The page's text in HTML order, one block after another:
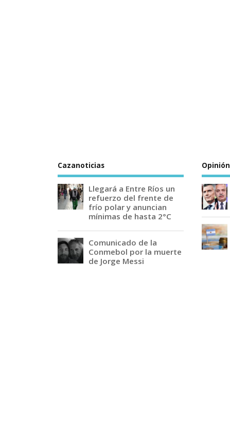
Cazanoticias
Llegará a Entre Ríos un
refuerzo del frente de
frío polar y anuncian
mínimas de hasta 2°C
Comunicado de la
Conmebol por la muerte
de Jorge Messi
Opinión